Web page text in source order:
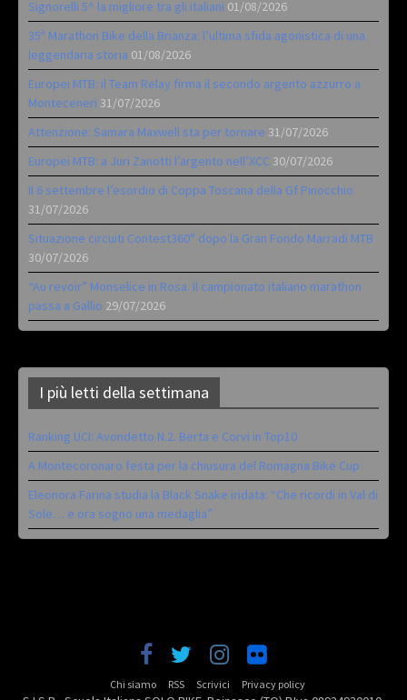
Signorelli 5^ la migliore tra gli italiani 01/08/2026
35ª Marathon Bike della Brianza: l’ultima sfida agonistica di una
leggendaria storia 01/08/2026
Europei MTB: il Team Relay firma il secondo argento azzurro a
Monteceneri 31/07/2026
Attenzione: Samara Maxwell sta per tornare 31/07/2026
Europei MTB: a Juri Zanotti l’argento nell’XCC 30/07/2026
Il 6 settembre l’esordio di Coppa Toscana della Gf Pinocchio
31/07/2026
Situazione circuiti Contest360° dopo la Gran Fondo Marradi MTB
30/07/2026
“Au revoir” Monselice in Rosa. Il campionato italiano marathon
passa a Gallio 29/07/2026
I più letti della settimana
Ranking UCI: Avondetto N.2. Berta e Corvi in Top10
A Montecoronaro festa per la chiusura del Romagna Bike Cup
Eleonora Farina studia la Black Snake iridata: “Che ricordi in Val di
Sole… e ora sogno una medaglia”
Chi siamo RSS Scrivici Privacy policy